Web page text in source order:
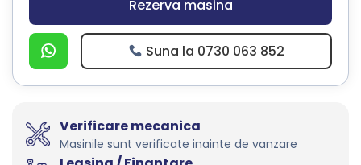
Rezerva masina
Suna la 0730 063 852
Verificare mecanica
Masinile sunt verificate inainte de vanzare